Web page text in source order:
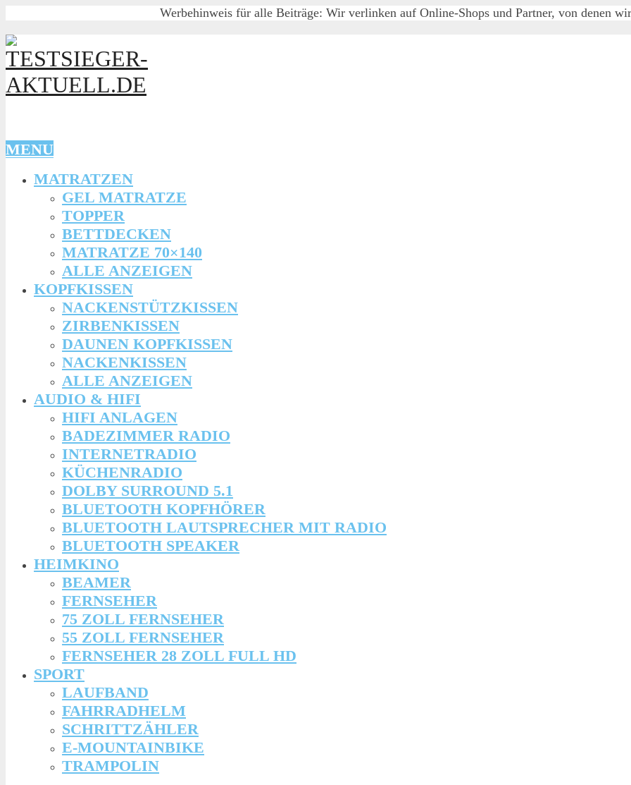
Werbehinweis für alle Beiträge: Wir verlinken auf Online-Shops und Partner, von denen
MENU
MATRATZEN
GEL MATRATZE
TOPPER
BETTDECKEN
MATRATZE 70×140
ALLE ANZEIGEN
KOPFKISSEN
NACKENSTÜTZKISSEN
ZIRBENKISSEN
DAUNEN KOPFKISSEN
NACKENKISSEN
ALLE ANZEIGEN
AUDIO & HIFI
HIFI ANLAGEN
BADEZIMMER RADIO
INTERNETRADIO
KÜCHENRADIO
DOLBY SURROUND 5.1
BLUETOOTH KOPFHÖRER
BLUETOOTH LAUTSPRECHER MIT RADIO
BLUETOOTH SPEAKER
HEIMKINO
BEAMER
FERNSEHER
75 ZOLL FERNSEHER
55 ZOLL FERNSEHER
FERNSEHER 28 ZOLL FULL HD
SPORT
LAUFBAND
FAHRRADHELM
SCHRITTZÄHLER
E-MOUNTAINBIKE
TRAMPOLIN